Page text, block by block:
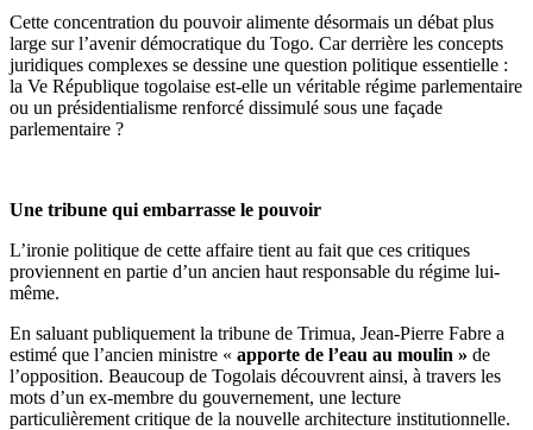
Cette concentration du pouvoir alimente désormais un débat plus
large sur l’avenir démocratique du Togo. Car derrière les concepts
juridiques complexes se dessine une question politique essentielle :
la Ve République togolaise est-elle un véritable régime parlementaire
ou un présidentialisme renforcé dissimulé sous une façade
parlementaire ?
Une tribune qui embarrasse le pouvoir
L’ironie politique de cette affaire tient au fait que ces critiques
proviennent en partie d’un ancien haut responsable du régime lui-
même.
En saluant publiquement la tribune de Trimua, Jean-Pierre Fabre a
estimé que l’ancien ministre « apporte de l’eau au moulin » de
l’opposition. Beaucoup de Togolais découvrent ainsi, à travers les
mots d’un ex-membre du gouvernement, une lecture
particulièrement critique de la nouvelle architecture institutionnelle.